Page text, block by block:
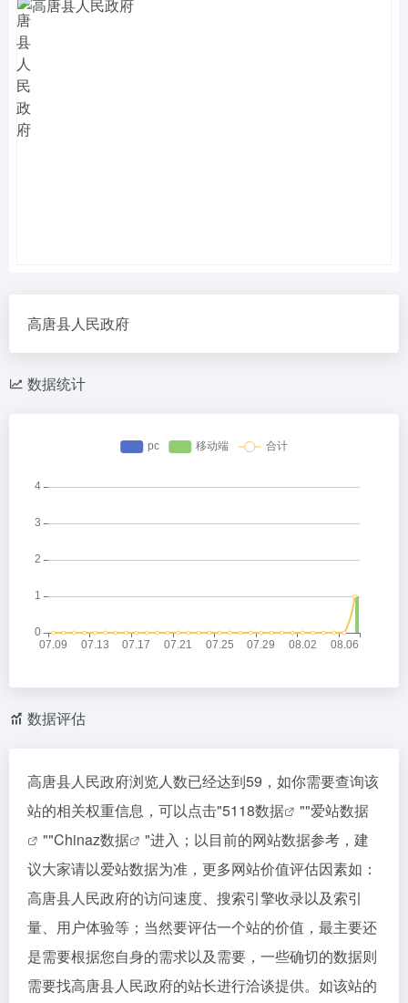
高唐县人民政府
数据统计
数据评估
高唐县人民政府浏览人数已经达到59，如你需要查询该
站的相关权重信息，可以点击"5118数据 ""爱站数据
""Chinaz数据
"进入；以目前的网站数据参考，建
议大家请以爱站数据为准，更多网站价值评估因素如：
高唐县人民政府的访问速度、搜索引擎收录以及索引
量、用户体验等；当然要评估一个站的价值，最主要还
是需要根据您自身的需求以及需要，一些确切的数据则
需要找高唐县人民政府的站长进行洽谈提供。如该站的